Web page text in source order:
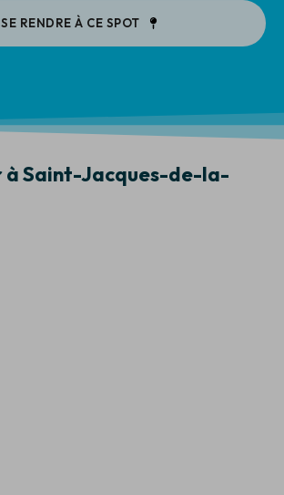
SE RENDRE À CE SPOT
à Saint-Jacques-de-la-